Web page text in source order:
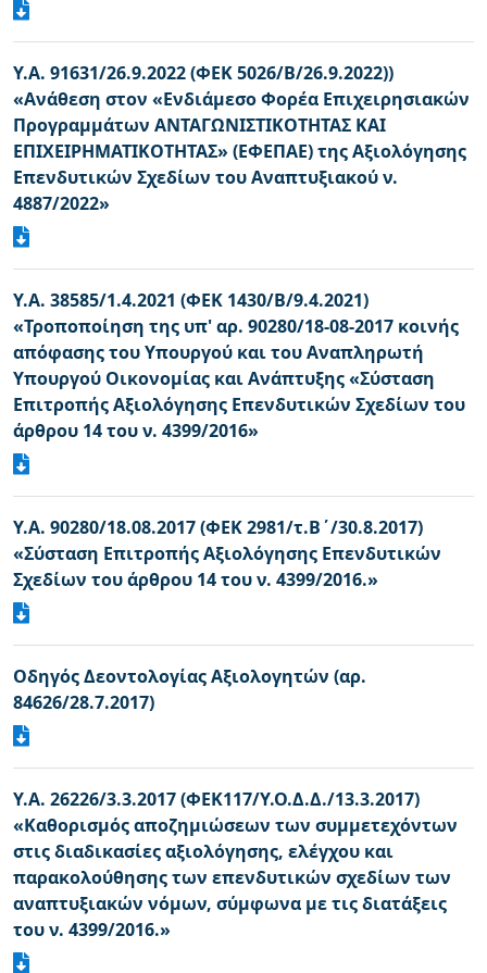
Υ.Α. 91631/26.9.2022 (ΦΕΚ 5026/Β/26.9.2022))
«Ανάθεση στον «Ενδιάμεσο Φορέα Επιχειρησιακών
Προγραμμάτων ΑΝΤΑΓΩΝΙΣΤΙΚΟΤΗΤΑΣ ΚΑΙ
ΕΠΙΧΕΙΡΗΜΑΤΙΚΟΤΗΤΑΣ» (ΕΦΕΠΑΕ) της Αξιολόγησης
Επενδυτικών Σχεδίων του Αναπτυξιακού ν.
4887/2022»
Υ.Α. 38585/1.4.2021 (ΦΕΚ 1430/Β/9.4.2021)
«Τροποποίηση της υπ' αρ. 90280/18-08-2017 κοινής
απόφασης του Υπουργού και του Αναπληρωτή
Υπουργού Οικονομίας και Ανάπτυξης «Σύσταση
Επιτροπής Αξιολόγησης Επενδυτικών Σχεδίων του
άρθρου 14 του ν. 4399/2016»
Υ.Α. 90280/18.08.2017 (ΦΕΚ 2981/τ.Β΄/30.8.2017)
«Σύσταση Επιτροπής Αξιολόγησης Επενδυτικών
Σχεδίων του άρθρου 14 του ν. 4399/2016.»
Οδηγός Δεοντολογίας Αξιολογητών (αρ.
84626/28.7.2017)
Υ.Α. 26226/3.3.2017 (ΦΕΚ117/Υ.Ο.Δ.Δ./13.3.2017)
«Καθορισμός αποζημιώσεων των συμμετεχόντων
στις διαδικασίες αξιολόγησης, ελέγχου και
παρακολούθησης των επενδυτικών σχεδίων των
αναπτυξιακών νόμων, σύμφωνα με τις διατάξεις
του ν. 4399/2016.»